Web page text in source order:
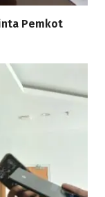
Pemkot